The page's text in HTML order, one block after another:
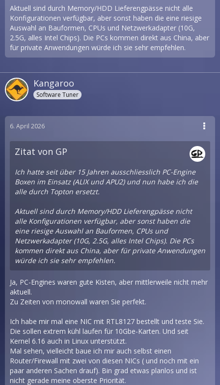
Aktuell sind durch Memory/HDD Lieferengpässe nicht alle
Konfigurationen verfügbar, aber sonst haben die eine riesige
Auswahl an Bauformen, CPUs und Netzwerkadapter (10G,
2.5G, alles Intel Chips). Die PCs kommen direkt aus China, aber
für private Anwendungen würde ich sie sehr empfehlen.
Kangaroo
Software Tuner
6. April 2026
Zitat von GP
Ich hatte seit über 15 Jahren ausschliesslich PC-Engine
Boxen im Einsatz (ALIX und APU2) und nun habe ich die
alle durch Topton ersetzt.
Aktuell sind durch Memory/HDD Lieferengpässe nicht
alle Konfigurationen verfügbar, aber sonst haben die
eine riesige Auswahl an Bauformen, CPUs und
Netzwerkadapter (10G, 2.5G, alles Intel Chips). Die PCs
kommen direkt aus China, aber für private Anwendungen
würde ich sie sehr empfehlen.
Ja, PC-Engines waren gute Kisten, aber mittlerweile nicht mehr
aktuell.
Zu Zeiten von monowall waren Sie perfekt.
Ich habe mir mal eine NIC mit RTL8127 bestellt und teste Sie.
Die sollen extrem kühl laufen für 10Gbe-Karten. Und seit
Kernel 6.16 auch in Linux unterstützt.
Mal sehen, vielleicht baue ich mir auch selbst einen
Router/Firewall mit zwei von diesen NICs ( und noch mit ein
paar anderen Sachen drauf). Bin grad etwas planlos und ist
nicht gerade meine oberste Priorität.